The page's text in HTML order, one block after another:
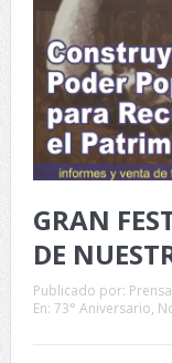
GRAN
DE
Publicado por:
En: 73° Aniversario,